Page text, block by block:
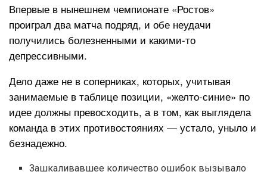
Впервые в нынешнем чемпионате «Ростов»
проиграл два матча подряд, и обе неудачи
получились болезненными и какими-то
депрессивными.
Дело даже не в соперниках, которых, учитывая
занимаемые в таблице позиции, «желто-синие» по
идее должны превосходить, а в том, как выглядела
команда в этих противостояниях — устало, уныло и
безнадежно.
Зашкаливавшее количество ошибок вызывало